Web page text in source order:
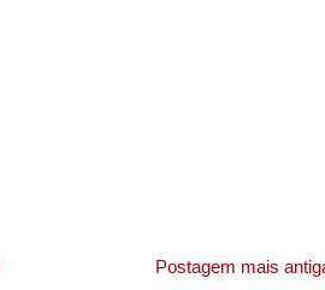
Postagem mais